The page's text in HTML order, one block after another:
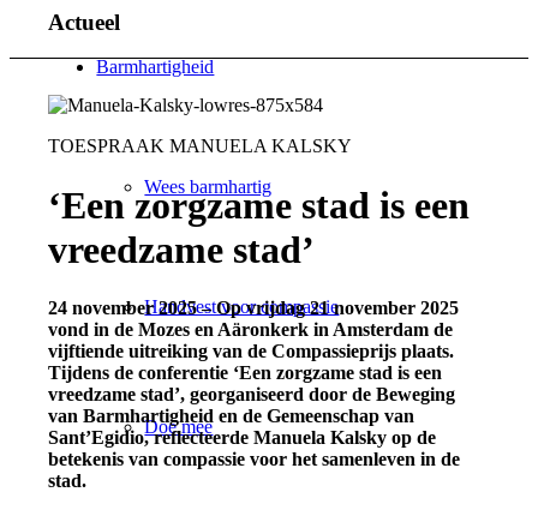
Barmhartigheid
Wees barmhartig
Handvest voor compassie
Doe mee
Actueel
TOESPRAAK MANUELA KALSKY
‘Een zorgzame stad is een
vreedzame stad’
24 november 2025 – Op vrijdag 21 november 2025
vond in de Mozes en Aäronkerk in Amsterdam de
vijftiende uitreiking van de Compassieprijs plaats.
Tijdens de conferentie ‘Een zorgzame stad is een
vreedzame stad’, georganiseerd door de Beweging
van Barmhartigheid en de Gemeenschap van
Sant’Egidio, reflecteerde Manuela Kalsky op de
betekenis van compassie voor het samenleven in de
stad.